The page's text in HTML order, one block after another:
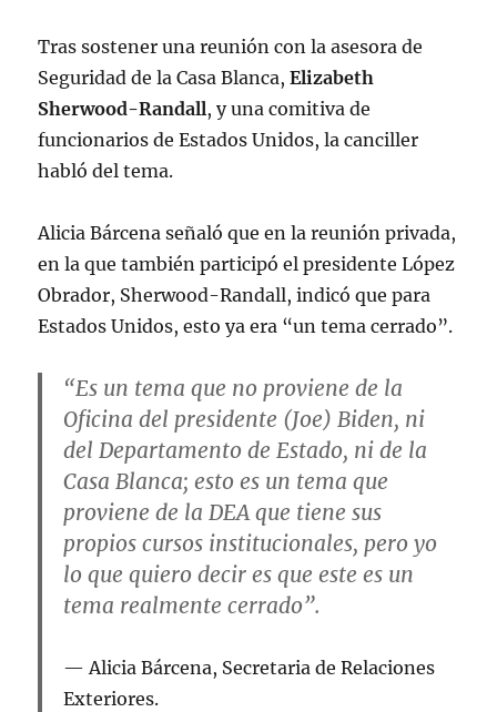
Tras sostener una reunión con la asesora de
Seguridad de la Casa Blanca,Elizabeth
Sherwood-Randall, y una comitiva de
funcionarios de Estados Unidos, la canciller
habló del tema.
Alicia Bárcena señaló que en la reunión privada,
en la que también participó el presidente López
Obrador, Sherwood-Randall, indicó que para
Estados Unidos, esto ya era “un tema cerrado”.
“Es un tema que no proviene de la
Oficina del presidente (Joe) Biden, ni
del Departamento de Estado, ni de la
Casa Blanca; esto es un tema que
proviene de la DEA que tiene sus
propios cursos institucionales, pero yo
lo que quiero decir es que este es un
tema realmente cerrado”.
Alicia Bárcena, Secretaria de Relaciones
Exteriores.